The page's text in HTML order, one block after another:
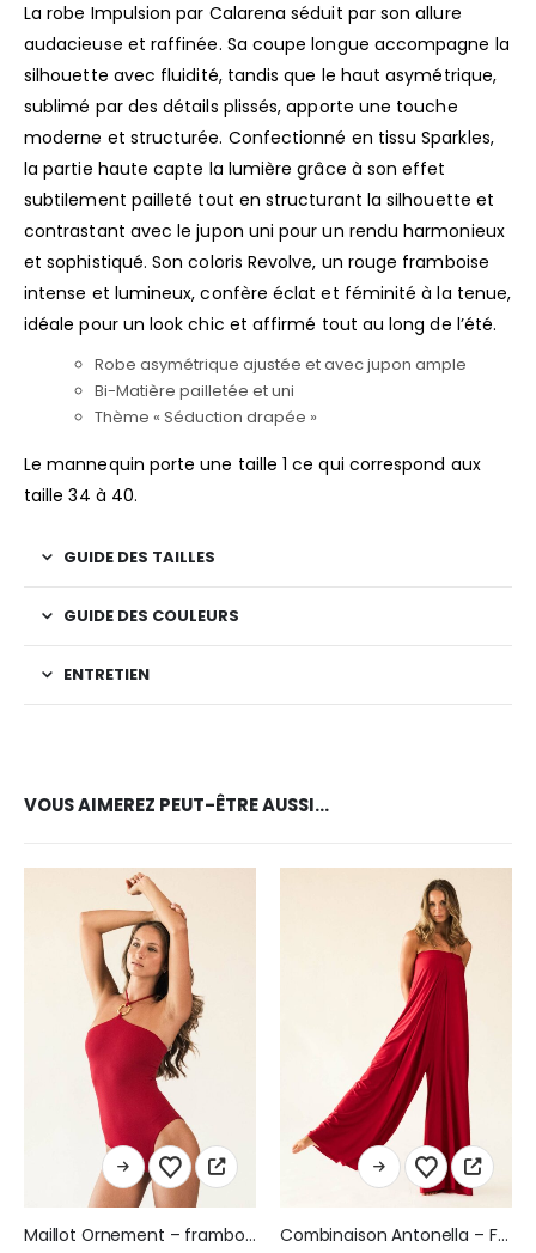
La robe Impulsion par Calarena séduit par son allure
audacieuse et raffinée. Sa coupe longue accompagne la
silhouette avec fluidité, tandis que le haut asymétrique,
sublimé par des détails plissés, apporte une touche
moderne et structurée. Confectionné en tissu Sparkles,
la partie haute capte la lumière grâce à son effet
subtilement pailleté tout en structurant la silhouette et
contrastant avec le jupon uni pour un rendu harmonieux
et sophistiqué. Son coloris Revolve, un rouge framboise
intense et lumineux, confère éclat et féminité à la tenue,
idéale pour un look chic et affirmé tout au long de l’été.
Robe asymétrique ajustée et avec jupon ample
Bi-Matière pailletée et uni
Thème « Séduction drapée »
Le mannequin porte une taille 1 ce qui correspond aux
taille 34 à 40.
GUIDE DES TAILLES
GUIDE DES COULEURS
ENTRETIEN
VOUS AIMEREZ PEUT-ÊTRE AUSSI…
Ce produit a plusieurs variations. Les options peuvent être choisies sur la page du produit
Maillot Ornement – framboise
Ce produit a plusieurs variations. Les options peuvent être choisies sur la page du produit
Combinaison Antonella – Framboise